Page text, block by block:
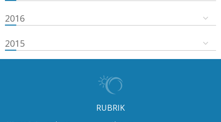
2016
2015
RUBRIK